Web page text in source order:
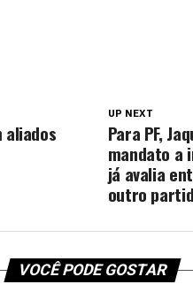
UP NEXT
Para PF,
mandato a
já avalia
outro
aliados
VOCÊ PODE GOSTAR